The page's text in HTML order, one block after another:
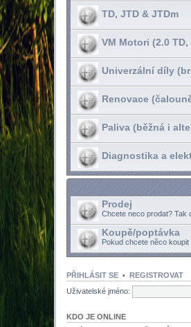
TD, JTD & JTDm
VM Motori (2.0 TD,
Univerzální díly
Renovace
Paliva (běžná i
Diagnostika a
Prodej
Chcete neco prodat? Tak
Koupě/poptávka
Pokud chcete něco
PŘIHLÁSIT SE • REGISTROVAT
Uživatelské jméno:
KDO JE ONLINE